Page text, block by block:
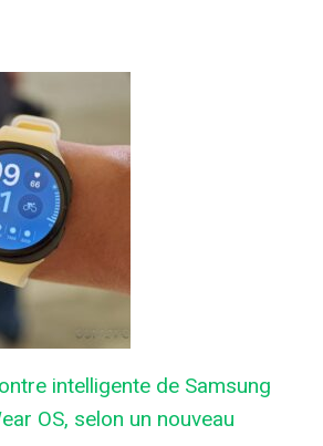
intelligente de Samsung
OS, selon un nouveau